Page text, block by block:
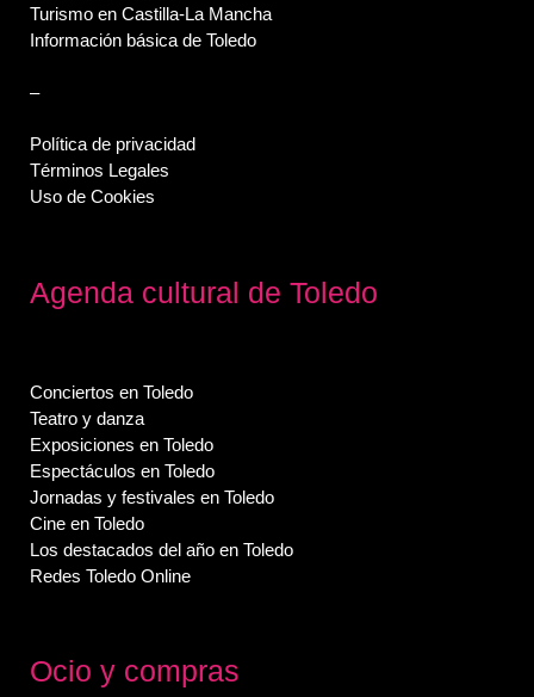
Turismo en Castilla-La Mancha
Información básica de Toledo
–
Política de privacidad
Términos Legales
Uso de Cookies
Agenda cultural de Toledo
Conciertos en Toledo
Teatro y danza
Exposiciones en Toledo
Espectáculos en Toledo
Jornadas y festivales en Toledo
Cine en Toledo
Los destacados del año en Toledo
Redes Toledo Online
Ocio y compras